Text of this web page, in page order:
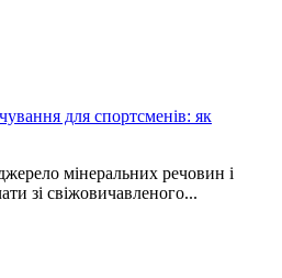
для спортсменів: як
мінеральних речовин і
зі свіжовичавленого...